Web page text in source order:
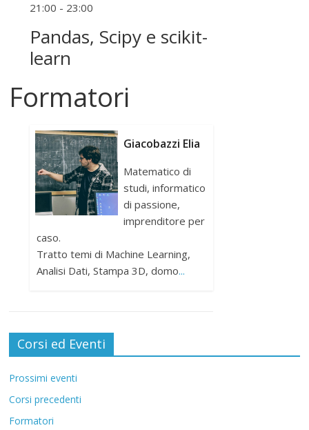
21:00 - 23:00
Pandas, Scipy e scikit-
learn
Formatori
Giacobazzi Elia
Matematico di
studi, informatico
di passione,
imprenditore per
caso.
Tratto temi di Machine Learning,
Analisi Dati, Stampa 3D, domo...
Corsi ed Eventi
Prossimi eventi
Corsi precedenti
Formatori